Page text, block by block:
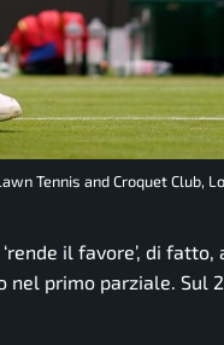
Tennis and Croquet Club,
il favore’, di fatto,
nel primo parziale. Sul